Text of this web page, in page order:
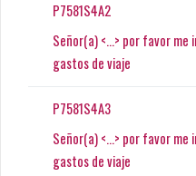
P7581S4A2
Señor(a) <...> por favor
gastos de viaje
P7581S4A3
Señor(a) <...> por favor
gastos de viaje